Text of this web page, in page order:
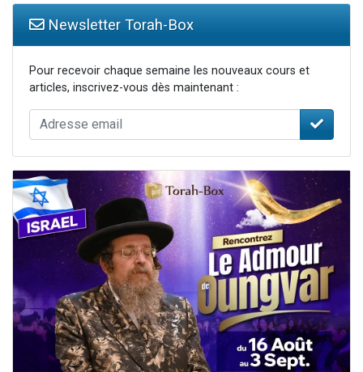
Newsletter Torah-Box
Pour recevoir chaque semaine les nouveaux cours et
articles, inscrivez-vous dès maintenant :